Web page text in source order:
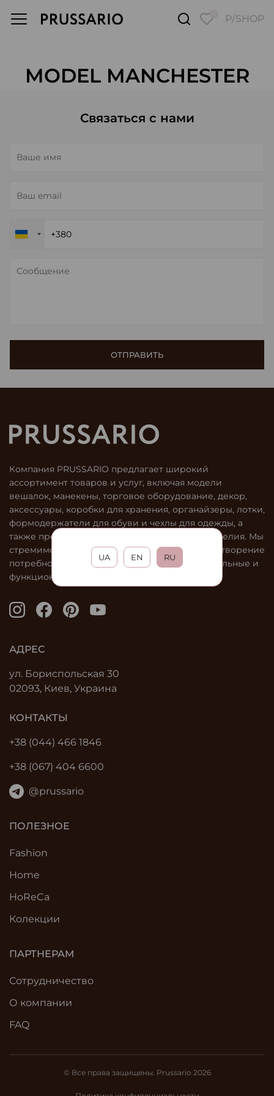
P/SHOP
MODEL MANCHESTER
Связаться с нами
Компания PRUSSARIO предлагает широкий
ассортимент товаров и услуг, включая модели
вешалок, манекены, торговое оборудование, декор,
аксессуары, коробки для хранения, органайзеры, лотки,
формодержатели для обуви и чехлы для одежды, а
также предлагаем услугу персонализации изделия. Мы
стремимся обеспечить ваш комфорт и удовлетворение
потребностей каждого клиента, предлагая стильные и
функциональные решения.
АДРЕС
ул. Бориспольская 30
02093, Киев, Украина
КОНТАКТЫ
+38 (044) 466 1846
+38 (067) 404 6600
@prussario
ПОЛЕЗНОЕ
Fashion
Home
HoReCa
Колекции
ПАРТНЕРАМ
Сотрудничество
О компании
FAQ
© Все права защищены. Prussario 2026
RU
UA EN